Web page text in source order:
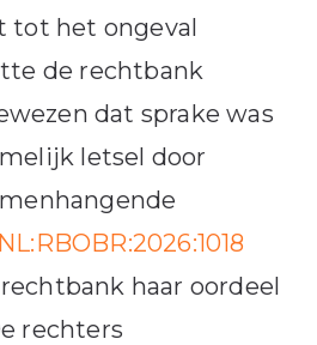
tot het ongeval
de rechtbank
dat sprake was
letsel door
haar oordeel
rechters